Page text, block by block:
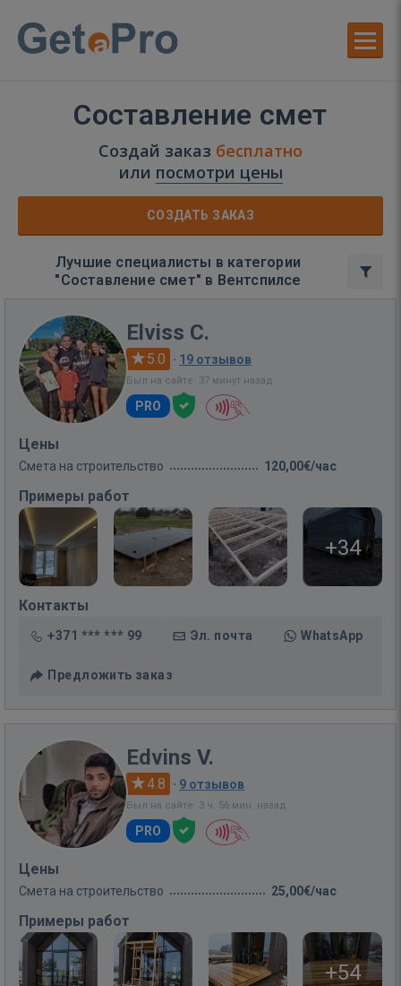
Составление смет
Создай заказ бесплатно
или посмотри цены
СОЗДАТЬ ЗАКАЗ
Лучшие специалисты в категории
"Составление смет" в Вентспилсе
Elviss C.
5.0 · 19 отзывов
Был на сайте: 37 минут назад
PRO
Цены
Смета на строительство 120,00€/час
Примеры работ
+34
Контакты
+371 *** *** 99 Эл. почта WhatsApp
Предложить заказ
Edvins V.
4.8 · 9 отзывов
Был на сайте: 3 ч. 56 мин. назад
PRO
Цены
Смета на строительство 25,00€/час
Примеры работ
+54